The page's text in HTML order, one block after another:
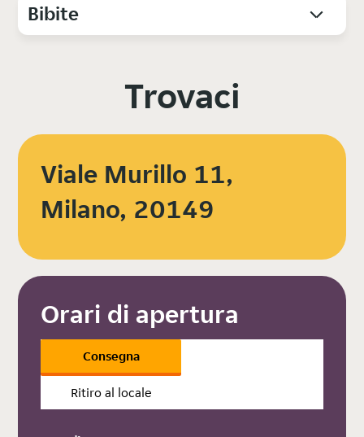
Bibite
Trovaci
Viale Murillo 11,
Milano, 20149
Orari di apertura
Consegna
Ritiro al locale